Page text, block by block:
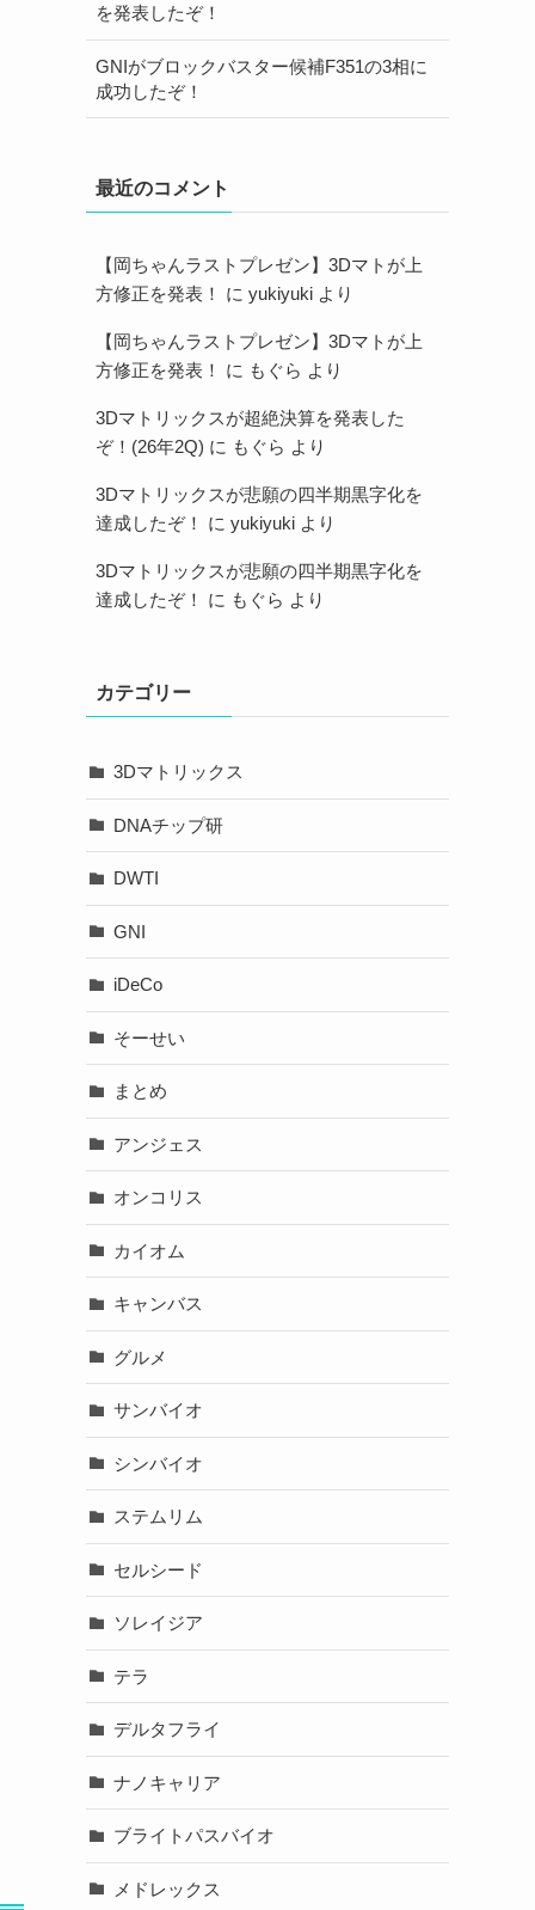
を発表したぞ！
GNIがブロックバスター候補F351の3相に
成功したぞ！
最近のコメント
【岡ちゃんラストプレゼン】3Dマトが上
方修正を発表！
に yukiyuki より
【岡ちゃんラストプレゼン】3Dマトが上
方修正を発表！
に もぐら より
3Dマトリックスが超絶決算を発表した
ぞ！(26年2Q) に もぐら より
3Dマトリックスが悲願の四半期黒字化を
達成したぞ！
に yukiyuki より
3Dマトリックスが悲願の四半期黒字化を
達成したぞ！
に もぐら より
カテゴリー
3Dマトリックス
DNAチップ研
DWTI
GNI
iDeCo
そーせい
まとめ
アンジェス
オンコリス
カイオム
キャンバス
グルメ
サンバイオ
シンバイオ
ステムリム
セルシード
ソレイジア
テラ
デルタフライ
ナノキャリア
ブライトパスバイオ
メドレックス